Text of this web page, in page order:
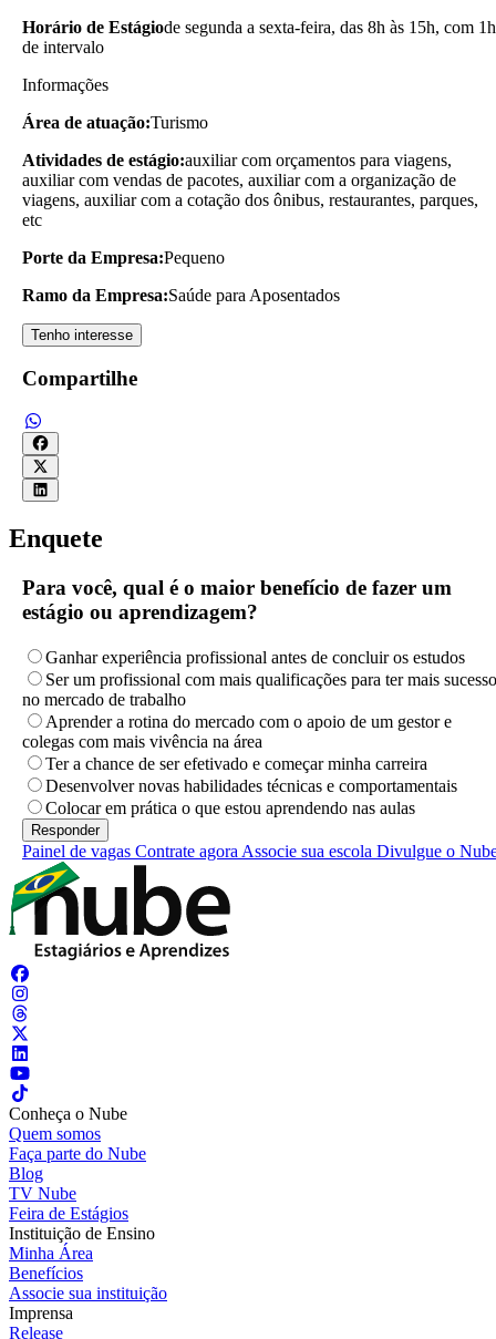
Horário de Estágiode segunda a sexta-feira, das 8h às 15h, com 1h
de intervalo
Informações
Área de atuação:Turismo
Atividades de estágio:auxiliar com orçamentos para viagens,
auxiliar com vendas de pacotes, auxiliar com a organização de
viagens, auxiliar com a cotação dos ônibus, restaurantes, parques,
etc
Porte da Empresa:Pequeno
Ramo da Empresa:Saúde para Aposentados
Tenho interesse
Compartilhe
Enquete
Para você, qual é o maior benefício de fazer um
estágio ou aprendizagem?
Ganhar experiência profissional antes de concluir os estudos
Ser um profissional com mais qualificações para ter mais sucesso
no mercado de trabalho
Aprender a rotina do mercado com o apoio de um gestor e
colegas com mais vivência na área
Ter a chance de ser efetivado e começar minha carreira
Desenvolver novas habilidades técnicas e comportamentais
Colocar em prática o que estou aprendendo nas aulas
Painel de vagas Contrate agora Associe sua escola Divulgue o
Conheça o Nube
Quem somos
Faça parte do Nube
Blog
TV Nube
Feira de Estágios
Instituição de Ensino
Minha Área
Benefícios
Associe sua instituição
Imprensa
Release